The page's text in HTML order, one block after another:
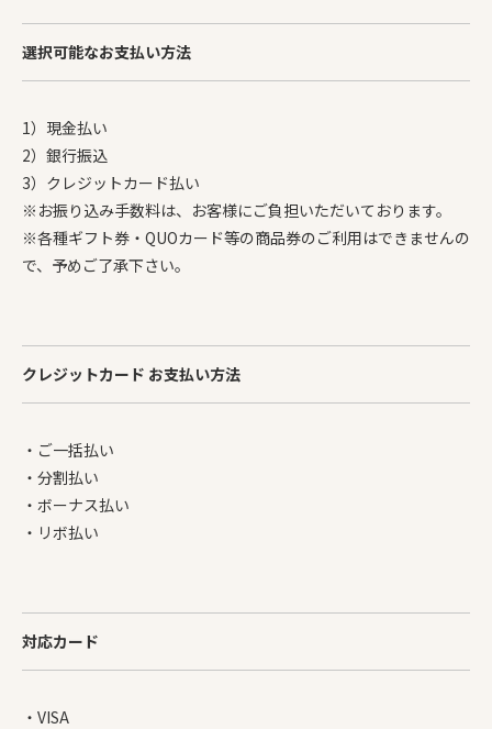
選択可能なお支払い方法
1）現金払い
2）銀行振込
3）クレジットカード払い
※お振り込み手数料は、お客様にご負担いただいております。
※各種ギフト券・QUOカード等の商品券のご利用はできませんの
で、予めご了承下さい。
クレジットカード お支払い方法
・ご一括払い
・分割払い
・ボーナス払い
・リボ払い
対応カード
・VISA